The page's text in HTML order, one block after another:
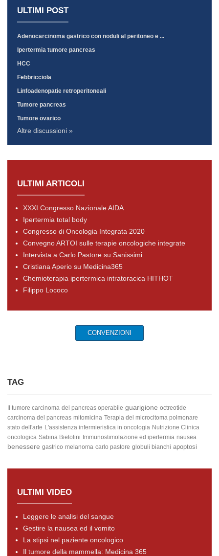
ULTIMI POST
Adenocarcinoma gastrico con noduli al peritoneo e ...
Ipertermia tumore pancreas
HCC
Febbricciola
Linfoadenopatie retroperitoneali
Tumore pancreas
Tumore ovarico
Altre discussioni »
ULTIMI ARTICOLI
XXXI Congresso Nazionale AIDA
Ipertermia total body
Congresso di Oncologia Integrata 2020
Convegno ARTOI sulle terapie oncologiche integrate
Intervista a Carlo Pastore su Sanissimi
Cristiana Aperio su Medicina365
Chemioterapia ipertermica intratoracica HITHOT
Filippo Lococo
CONVENZIONI
TAG
Il tumore carcinoma del pancreas operabile guarigione octreotide
carcinoma del pancreas mitomicina Terapia del microcitoma polmonare
stato dell'arte L'assistenza infermieristica in oncologia Nutrizione Clinica
oncologica Sabina Bietolini Immunostimolazione ed ipertermia nausea
benessere gastrico melanoma carlo pastore globuli bianchi apoptosi
ULTIMI VIDEO
Leggere le analisi del sangue
Gestire la nausea ed il vomito
La stipsi nel paziente oncologico
Il tumore della mammella: Medicina 365